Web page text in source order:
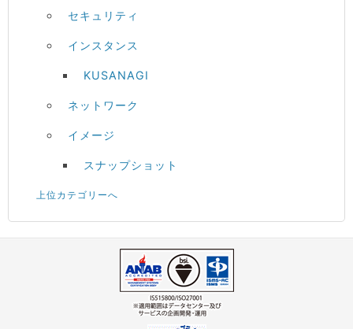
セキュリティ
インスタンス
KUSANAGI
ネットワーク
イメージ
スナップショット
上位カテゴリーへ